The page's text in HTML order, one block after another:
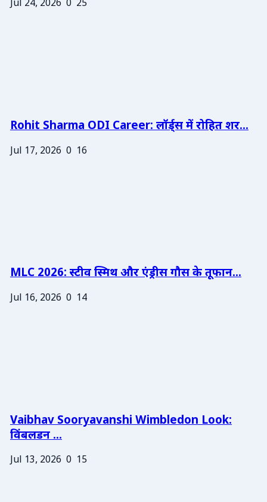
Jul 24, 2026 0 25
Rohit Sharma ODI Career: लॉर्ड्स में रोहित शर...
Jul 17, 2026 0 16
MLC 2026: स्टीव स्मिथ और एंड्रीस गौस के तूफान...
Jul 16, 2026 0 14
Vaibhav Sooryavanshi Wimbledon Look:
विंबलडन ...
Jul 13, 2026 0 15